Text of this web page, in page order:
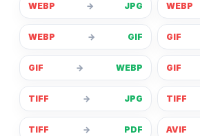
WEBP → JPG WEBP
WEBP → GIF GIF
GIF → WEBP GIF
TIFF → JPG TIFF
TIFF → PDF AVIF